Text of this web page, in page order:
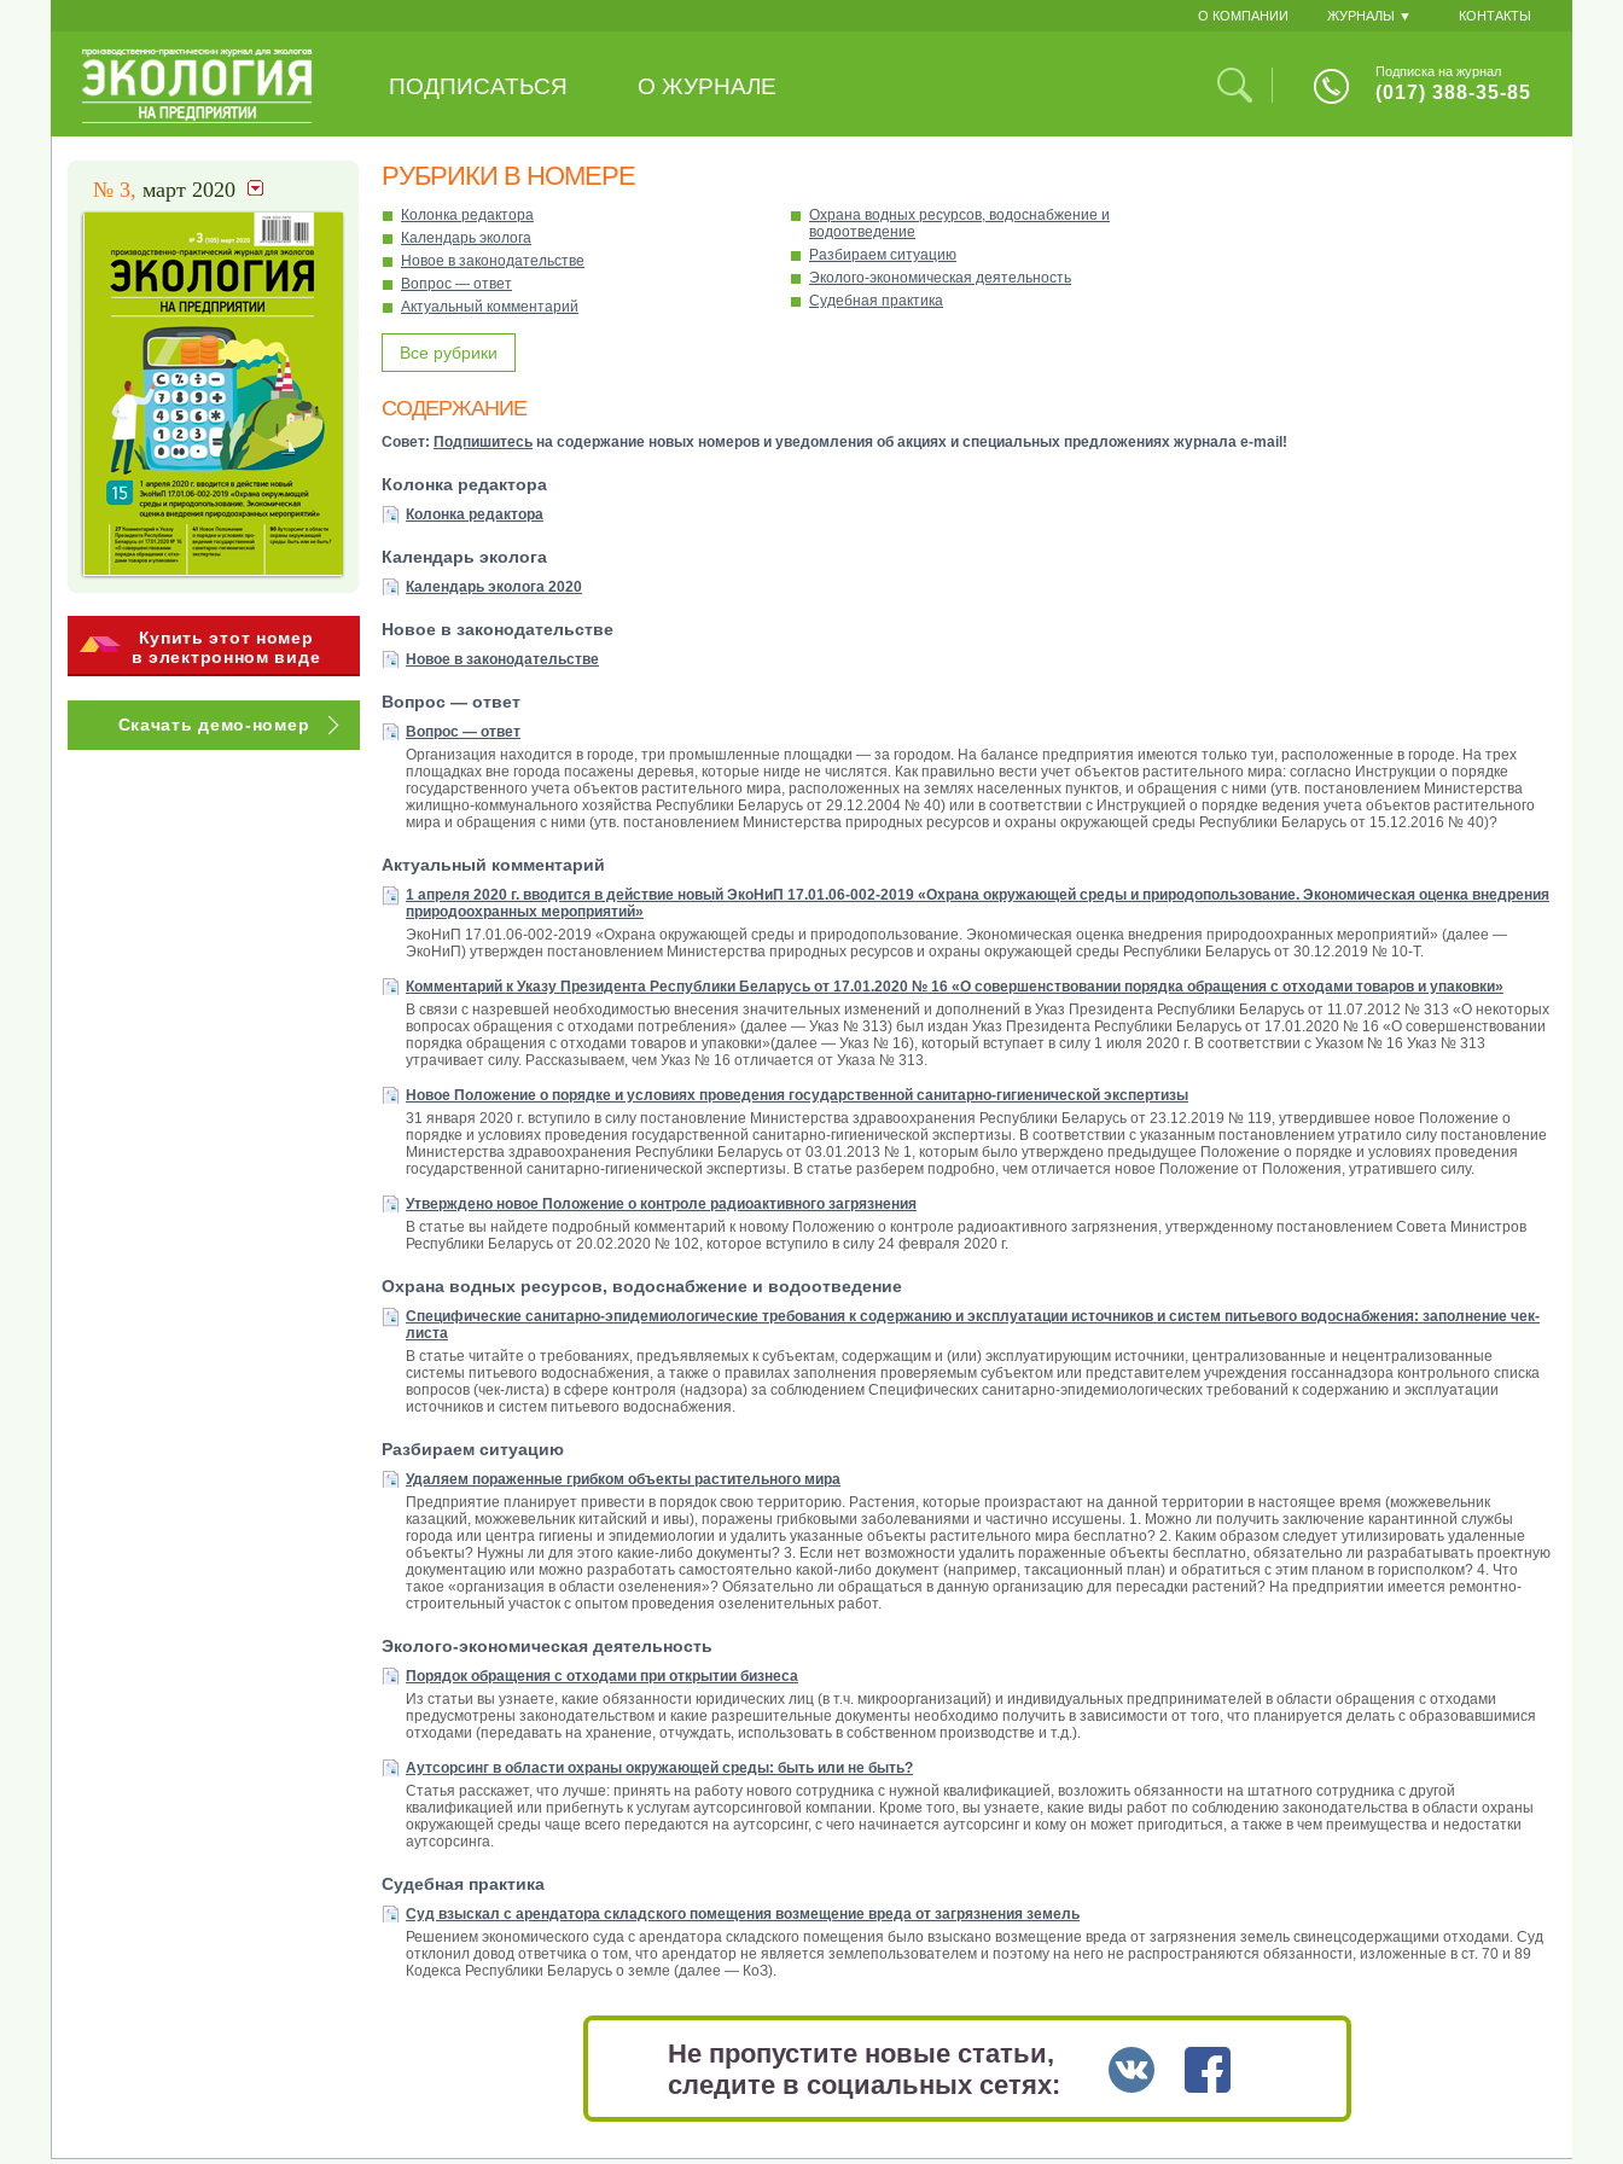
О КОМПАНИИ ЖУРНАЛЫ ▼ КОНТАКТЫ
ПОДПИСАТЬСЯ О ЖУРНАЛЕ
Подписка на журнал
(017) 388-35-85
№ 3, март 2020
Купить этот номер
в электронном виде
Скачать демо-номер
РУБРИКИ В НОМЕРЕ
Колонка редактора
Календарь эколога
Новое в законодательстве
Вопрос — ответ
Актуальный комментарий
Охрана водных ресурсов, водоснабжение и
водоотведение
Разбираем ситуацию
Эколого-экономическая деятельность
Судебная практика
Все рубрики
СОДЕРЖАНИЕ
Совет: Подпишитесь на содержание новых номеров и уведомления об акциях и специальных предложениях журнала e-mail!
Колонка редактора
Колонка редактора
Календарь эколога
Календарь эколога 2020
Новое в законодательстве
Новое в законодательстве
Вопрос — ответ
Вопрос — ответ
Организация находится в городе, три промышленные площадки — за городом. На балансе предприятия имеются только туи, расположенные в городе. На трех
площадках вне города посажены деревья, которые нигде не числятся. Как правильно вести учет объектов растительного мира: согласно Инструкции о порядке
государственного учета объектов растительного мира, расположенных на землях населенных пунктов, и обращения с ними (утв. постановлением Министерства
жилищно-коммунального хозяйства Республики Беларусь от 29.12.2004 № 40) или в соответствии с Инструкцией о порядке ведения учета объектов растительного
мира и обращения с ними (утв. постановлением Министерства природных ресурсов и охраны окружающей среды Республики Беларусь от 15.12.2016 № 40)?
Актуальный комментарий
1 апреля 2020 г. вводится в действие новый ЭкоНиП 17.01.06-002-2019 «Охрана окружающей среды и природопользование. Экономическая оценка внедрения
природоохранных мероприятий»
ЭкоНиП 17.01.06-002-2019 «Охрана окружающей среды и природопользование. Экономическая оценка внедрения природоохранных мероприятий» (далее —
ЭкоНиП) утвержден постановлением Министерства природных ресурсов и охраны окружающей среды Республики Беларусь от 30.12.2019 № 10-Т.
Комментарий к Указу Президента Республики Беларусь от 17.01.2020 № 16 «О совершенствовании порядка обращения с отходами товаров и упаковки»
В связи с назревшей необходимостью внесения значительных изменений и дополнений в Указ Президента Республики Беларусь от 11.07.2012 № 313 «О некоторых
вопросах обращения с отходами потребления» (далее — Указ № 313) был издан Указ Президента Республики Беларусь от 17.01.2020 № 16 «О совершенствовании
порядка обращения с отходами товаров и упаковки»(далее — Указ № 16), который вступает в силу 1 июля 2020 г. В соответствии с Указом № 16 Указ № 313
утрачивает силу. Рассказываем, чем Указ № 16 отличается от Указа № 313.
Новое Положение о порядке и условиях проведения государственной санитарно-гигиенической экспертизы
31 января 2020 г. вступило в силу постановление Министерства здравоохранения Республики Беларусь от 23.12.2019 № 119, утвердившее новое Положение о
порядке и условиях проведения государственной санитарно-гигиенической экспертизы. В соответствии с указанным постановлением утратило силу постановление
Министерства здравоохранения Республики Беларусь от 03.01.2013 № 1, которым было утверждено предыдущее Положение о порядке и условиях проведения
государственной санитарно-гигиенической экспертизы. В статье разберем подробно, чем отличается новое Положение от Положения, утратившего силу.
Утверждено новое Положение о контроле радиоактивного загрязнения
В статье вы найдете подробный комментарий к новому Положению о контроле радиоактивного загрязнения, утвержденному постановлением Совета Министров
Республики Беларусь от 20.02.2020 № 102, которое вступило в силу 24 февраля 2020 г.
Охрана водных ресурсов, водоснабжение и водоотведение
Специфические санитарно-эпидемиологические требования к содержанию и эксплуатации источников и систем питьевого водоснабжения: заполнение чек-
листа
В статье читайте о требованиях, предъявляемых к субъектам, содержащим и (или) эксплуатирующим источники, централизованные и нецентрализованные
системы питьевого водоснабжения, а также о правилах заполнения проверяемым субъектом или представителем учреждения госсаннадзора контрольного списка
вопросов (чек-листа) в сфере контроля (надзора) за соблюдением Специфических санитарно-эпидемиологических требований к содержанию и эксплуатации
источников и систем питьевого водоснабжения.
Разбираем ситуацию
Удаляем пораженные грибком объекты растительного мира
Предприятие планирует привести в порядок свою территорию. Растения, которые произрастают на данной территории в настоящее время (можжевельник
казацкий, можжевельник китайский и ивы), поражены грибковыми заболеваниями и частично иссушены. 1. Можно ли получить заключение карантинной службы
города или центра гигиены и эпидемиологии и удалить указанные объекты растительного мира бесплатно? 2. Каким образом следует утилизировать удаленные
объекты? Нужны ли для этого какие-либо документы? 3. Если нет возможности удалить пораженные объекты бесплатно, обязательно ли разрабатывать проектную
документацию или можно разработать самостоятельно какой-либо документ (например, таксационный план) и обратиться с этим планом в горисполком? 4. Что
такое «организация в области озеленения»? Обязательно ли обращаться в данную организацию для пересадки растений? На предприятии имеется ремонтно-
строительный участок с опытом проведения озеленительных работ.
Эколого-экономическая деятельность
Порядок обращения с отходами при открытии бизнеса
Из статьи вы узнаете, какие обязанности юридических лиц (в т.ч. микроорганизаций) и индивидуальных предпринимателей в области обращения с отходами
предусмотрены законодательством и какие разрешительные документы необходимо получить в зависимости от того, что планируется делать с образовавшимися
отходами (передавать на хранение, отчуждать, использовать в собственном производстве и т.д.).
Аутсорсинг в области охраны окружающей среды: быть или не быть?
Статья расскажет, что лучше: принять на работу нового сотрудника с нужной квалификацией, возложить обязанности на штатного сотрудника с другой
квалификацией или прибегнуть к услугам аутсорсинговой компании. Кроме того, вы узнаете, какие виды работ по соблюдению законодательства в области охраны
окружающей среды чаще всего передаются на аутсорсинг, с чего начинается аутсорсинг и кому он может пригодиться, а также в чем преимущества и недостатки
аутсорсинга.
Судебная практика
Суд взыскал с арендатора складского помещения возмещение вреда от загрязнения земель
Решением экономического суда с арендатора складского помещения было взыскано возмещение вреда от загрязнения земель свинецсодержащими отходами. Суд
отклонил довод ответчика о том, что арендатор не является землепользователем и поэтому на него не распространяются обязанности, изложенные в ст. 70 и 89
Кодекса Республики Беларусь о земле (далее — КоЗ).
Не пропустите новые статьи,
следите в социальных сетях: